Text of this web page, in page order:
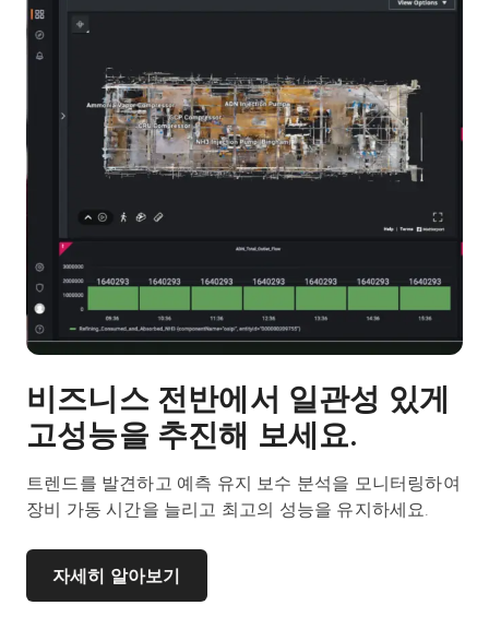
비즈니스 전반에서 일관성 있게
고성능을 추진해 보세요.
트렌드를 발견하고 예측 유지 보수 분석을 모니터링하여
장비 가동 시간을 늘리고 최고의 성능을 유지하세요.
자세히 알아보기